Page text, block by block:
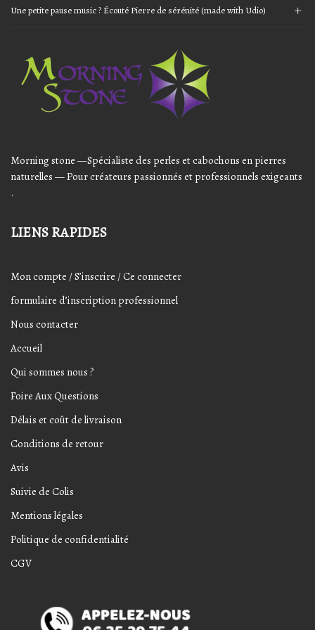
Une petite pause music ? Écouté Pierre de sérénité (made with Udio)
Morning stone —Spécialiste des perles et cabochons en pierres
naturelles — Pour créateurs passionnés et professionnels exigeants
.
LIENS RAPIDES
Mon compte / S’inscrire / Ce connecter
formulaire d’inscription professionnel
Nous contacter
Accueil
Qui sommes nous ?
Foire Aux Questions
Délais et coût de livraison
Conditions de retour
Avis
Suivie de Colis
Mentions légales
Politique de confidentialité
CGV